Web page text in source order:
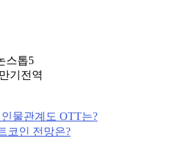
스톱5
기전역
물관계도 OTT는?
코인 전망은?